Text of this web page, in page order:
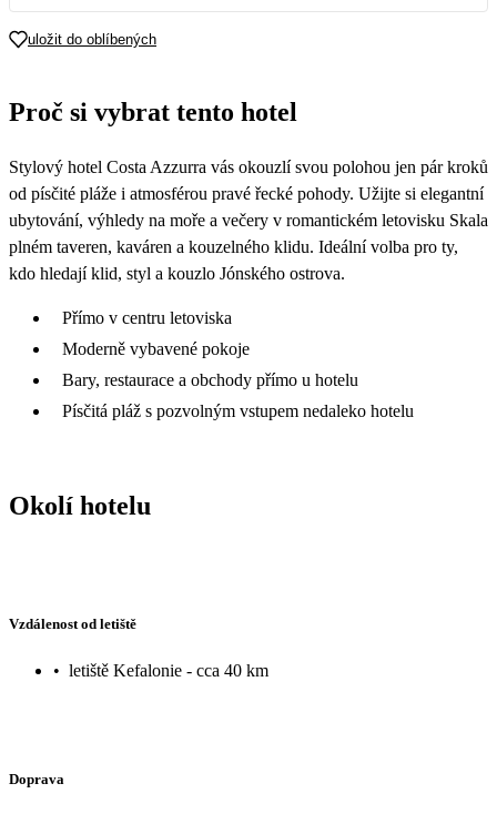
21
uložit do oblíbených
Proč si vybrat tento hotel
Stylový hotel Costa Azzurra vás okouzlí svou polohou jen pár kroků
od písčité pláže i atmosférou pravé řecké pohody. Užijte si elegantní
ubytování, výhledy na moře a večery v romantickém letovisku Skala
plném taveren, kaváren a kouzelného klidu. Ideální volba pro ty,
kdo hledají klid, styl a kouzlo Jónského ostrova.
Přímo v centru letoviska
Moderně vybavené pokoje
Bary, restaurace a obchody přímo u hotelu
Písčitá pláž s pozvolným vstupem nedaleko hotelu
Okolí hotelu
Vzdálenost od letiště
• letiště Kefalonie - cca 40 km
Doprava